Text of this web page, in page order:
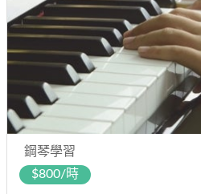
鋼琴學習
$800/時